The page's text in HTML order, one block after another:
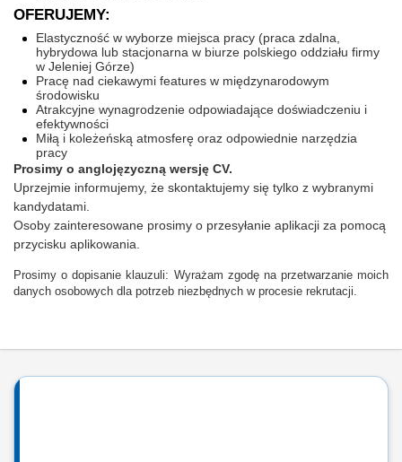
OFERUJEMY:
Elastyczność w wyborze miejsca pracy (praca zdalna,
hybrydowa lub stacjonarna w biurze polskiego oddziału firmy
w Jeleniej Górze)
Pracę nad ciekawymi features w międzynarodowym
środowisku
Atrakcyjne wynagrodzenie odpowiadające doświadczeniu i
efektywności
Miłą i koleżeńską atmosferę oraz odpowiednie narzędzia
pracy
Prosimy o anglojęzyczną wersję CV.
Uprzejmie informujemy, że skontaktujemy się tylko z wybranymi
kandydatami.
Osoby zainteresowane prosimy o przesyłanie aplikacji za pomocą
przycisku aplikowania.
Prosimy o dopisanie klauzuli: Wyrażam zgodę na przetwarzanie moich
danych osobowych dla potrzeb niezbędnych w procesie rekrutacji.